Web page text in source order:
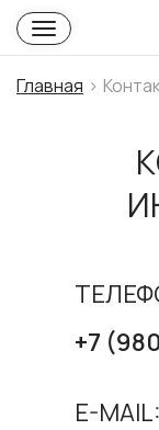
Главная
+7
E-MAIL: